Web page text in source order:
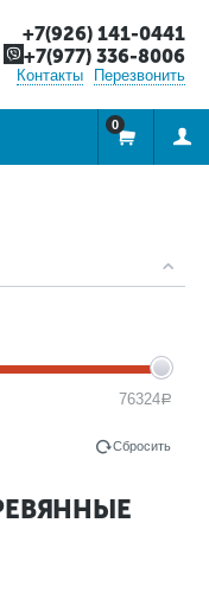
+7(926) 141-0441
+7(977) 336-8006
Контакты Перезвонить
0
76324Р
Сбросить